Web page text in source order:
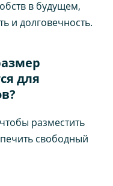
в будущем,
и долговечность.
для
разместить
свободный